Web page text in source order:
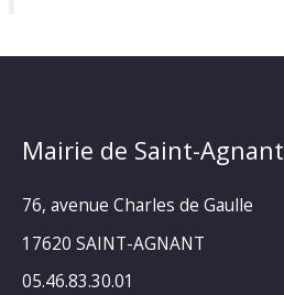
Mairie de Saint-Agnant
76, avenue Charles de Gaulle
17620 SAINT-AGNANT
05.46.83.30.01